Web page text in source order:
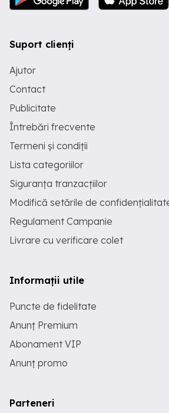
Suport clienți
Ajutor
Contact
Publicitate
Întrebări frecvente
Termeni și condiții
Lista categoriilor
Siguranța tranzacțiilor
Modifică setările de
Regulament Campanie
Livrare cu verificare colet
Informații utile
Puncte de fidelitate
Anunț Premium
Abonament VIP
Anunț promo
Parteneri